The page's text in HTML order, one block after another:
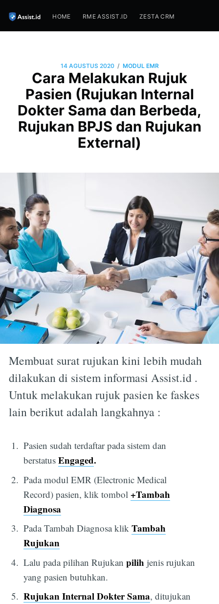
HOME RME ASSIST.ID ZESTA CRM
14 AGUSTUS 2020 / MODUL EMR
Cara Melakukan Rujuk
Pasien (Rujukan Internal
Dokter Sama dan Berbeda,
Rujukan BPJS dan Rujukan
External)
Membuat surat rujukan kini lebih mudah
dilakukan di sistem informasi Assist.id .
Untuk melakukan rujuk pasien ke faskes
lain berikut adalah langkahnya :
Pasien sudah terdaftar pada sistem dan
berstatusEngaged.
Pada modul EMR (Electronic Medical
Record) pasien, klik tombol+Tambah
Diagnosa
Pada Tambah Diagnosa klikTambah
Rujukan
Lalu pada pilihan Rujukanpilih jenis rujukan
yang pasien butuhkan.
Rujukan Internal Dokter Sama, ditujukan